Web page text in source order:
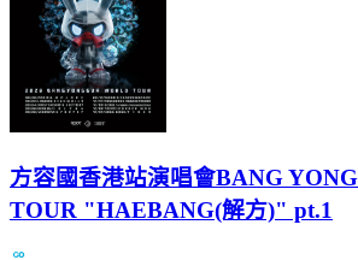
方容國香港站演唱會BANG
TOUR "HAEBANG(解方)" pt.1